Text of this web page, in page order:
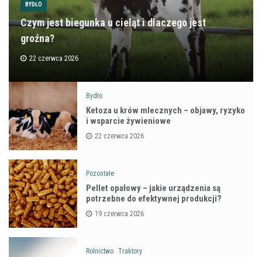
BYDŁO
Czym jest biegunka u cieląt i dlaczego jest
groźna?
22 czerwca 2026
Bydło
Ketoza u krów mlecznych – objawy, ryzyko
i wsparcie żywieniowe
22 czerwca 2026
Pozostałe
Pellet opałowy – jakie urządzenia są
potrzebne do efektywnej produkcji?
19 czerwca 2026
Rolnictwo Traktory